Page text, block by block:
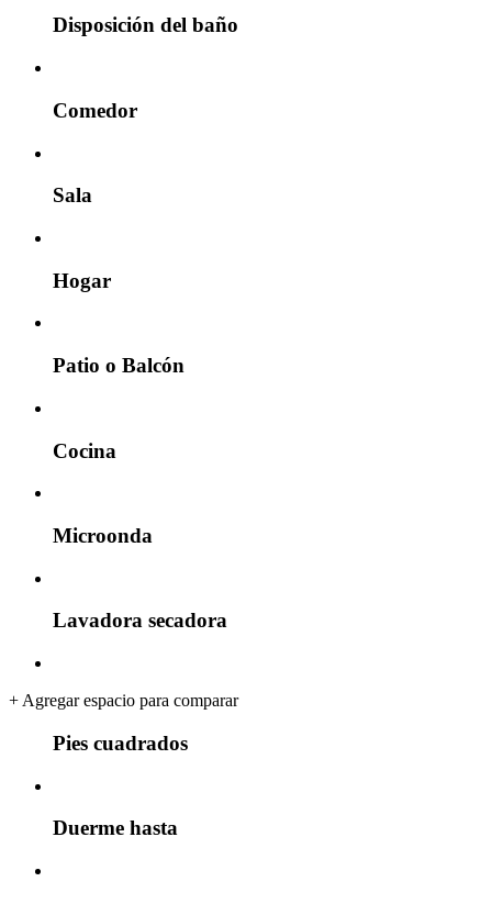
Disposición del baño
Comedor
Sala
Hogar
Patio o Balcón
Cocina
Microonda
Lavadora secadora
+ Agregar espacio para comparar
Pies cuadrados
Duerme hasta